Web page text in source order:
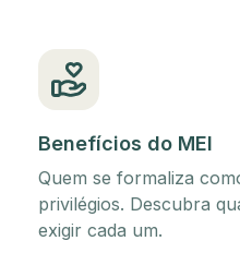
Benefícios do MEI
Quem se formaliza
privilégios. Descubra
exigir cada um.